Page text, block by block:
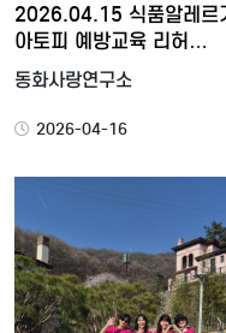
2026.04.15 식품알레르기
아토피 예방교육 리허…
동화사랑연구소
2026-04-16